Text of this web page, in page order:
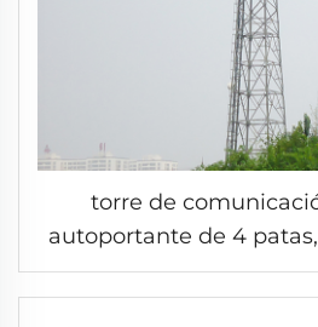
torre de
autoportante de 4
antena